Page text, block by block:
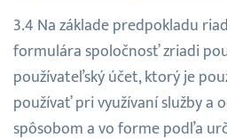
Na základe predpokladu
formulára spoločnosť zriadi
používateľský účet, ktorý je
používať pri využívaní služby a
spôsobom a vo forme podľa